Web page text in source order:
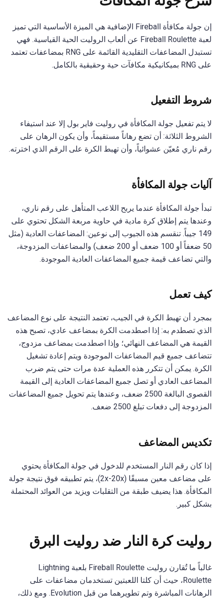
إن جولة مكافأة Fireball الإضافية هي الميزة الأساسية التي تميز
لعبة Fireball Roulette عن ألعاب الروليت الحية القياسية. فهي
تستبدل المضاعفات التقليدية القائمة على RNG بمضاعفات تعتمد
على RNG بميكانيكية مكافآت حية وحقيقية بالكامل.
شروط التفعيل
لا يتم تفعيل جولة المكافأة في روليت فاير بول إلا عند استيفاء
الشروط الثلاثة: أن تضع رهاناً مستقيماً، وأن يكون الرهان على
رقم ناري مُعيّن عشوائياً، وأن تهبط الكرة على الرقم الذي اخترته.
آليات جولة المكافأة
تبدأ جولة المكافأة عندما يربح اللاعب المتأهل على رقم ناري،
وعندها يتم إطلاق كرة مادية في حاوية مربعة الشكل تحتوي على
149 جيباً. تنقسم هذه الجيوب إلى نوعين: المضاعفات العادية (مثل
50 ضعفاً أو 100 ضعف أو 200 ضعف) والمضاعفات المزدوجة،
والتي تضاعف قيمة جميع المضاعفات العادية الموجودة.
كيف تعمل
بمجرد أن تهبط الكرة في الجيب، تعتمد النتيجة على نوع المضاعف
الذي تصطدم به: إذا اصطدمت الكرة بمضاعف عادي، تصبح هذه
القيمة هي المضاعف النهائي؛ وإذا اصطدمت بمضاعف مزدوج،
تتضاعف جميع قيم المضاعفات الموجودة ويتم إعادة تشغيل
الكرة. يمكن أن تتكرر هذه العملية عدة مرات حتى يتم ضرب
المضاعف العادي أو تصل جميع المضاعفات العادية إلى القيمة
القصوى البالغة 2500 ضعف، وعندها يتم تحويل جميع المضاعفات
المزدوجة إلى دفعات تبلغ 2500 ضعف.
تكديس المضاعف
إذا كان رقم النار المستخدم للدخول في جولة المكافأة يحتوي
على مضاعف معين مسبقًا (2x-20x)، يتم تطبيقه فوق نتيجة جولة
المكافأة. هذا يضيف طبقة من التقلبات ويزيد من العوائد المحتملة
بشكل كبير.
روليت كرة النار ضد روليت البرق
غالباً ما تُقارن روليت Fireball Roulette بلعبة Lightning
Roulette، حيث أن كلتا اللعبتين تستخدمان مضاعفات على
الرهانات المباشرة وتم تطويرهما من قبل Evolution. ومع ذلك،